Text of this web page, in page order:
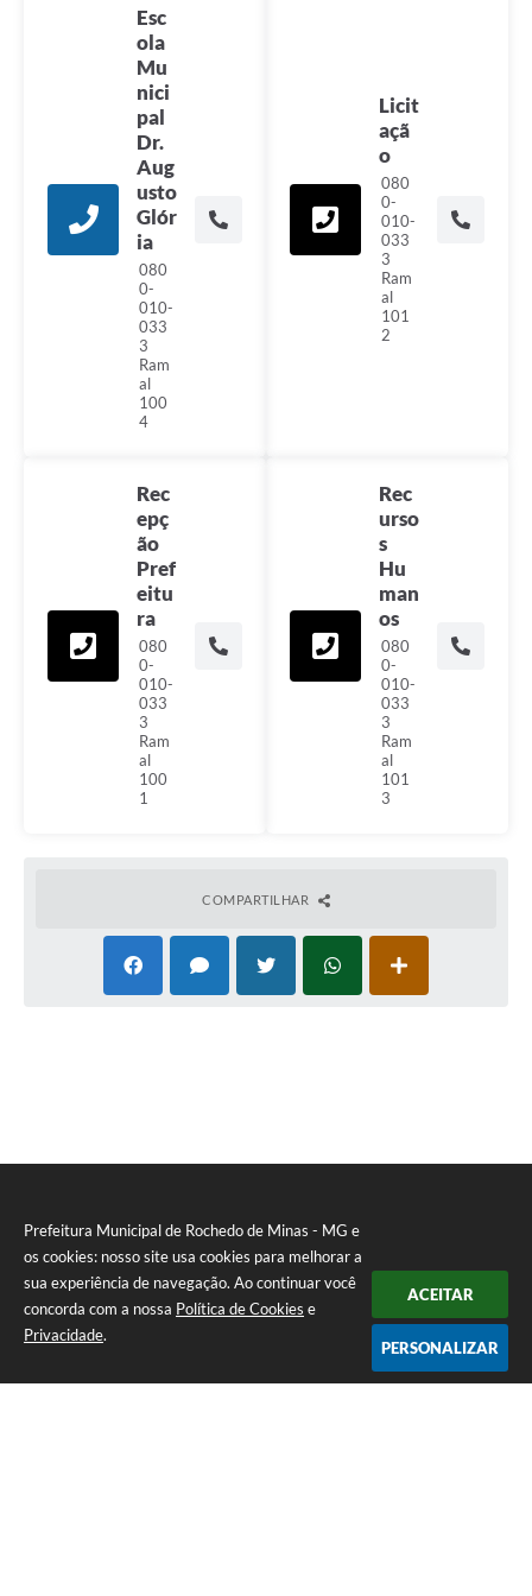
Prefeitura Municipal de Rochedo de Minas - MG e
os cookies: nosso site usa cookies para melhorar a
sua experiência de navegação. Ao continuar você
concorda com a nossa Política de Cookies e
Privacidade.
ACEITAR
PERSONALIZAR
Esc
ola
Mu
nici
pal
Dr.
Aug
usto
Glór
ia
080
0-
010-
033
3
Ram
al
100
4
Licit
açã
o
080
0-
010-
033
3
Ram
al
101
2
Rec
epç
ão
Pref
eitu
ra
080
0-
010-
033
3
Ram
al
100
1
Rec
urso
s
Hu
man
os
080
0-
010-
033
3
Ram
al
101
3
COMPARTILHAR